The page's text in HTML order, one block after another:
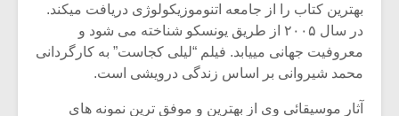
بهترین کتاب را از جامعه اتنوموزیکولوژی دریافت میکند.
در سال ۲۰۰۵ از طریق یونسکو شناخته می شود و
معروفیت جهانی مییابد. فیلم “لیلی کجاست” به کارگردانی
محمد شیروانی بر اساس زندگی درویشی است.
آثار موسیقائی وی از بهترین و موفق ترین نمونه های
میکلوش روژا
یادداشتی بر موسیقی
موریس ژار